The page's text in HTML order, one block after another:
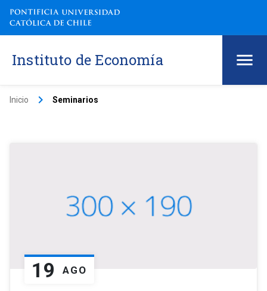
Instituto de Economía
Inicio keyboard_arrow_right Seminarios
19 AGO